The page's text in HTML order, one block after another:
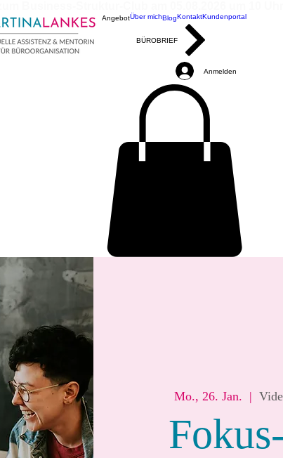
AngebotÜber michBlogKontaktKundenportal
BÜROBRIEF
Anmelden
Mo., 26. Jan.
  |